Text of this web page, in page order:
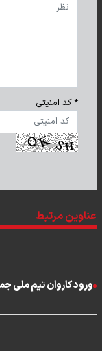
* کد امنیتی
عناوین مرتبط
ورود کاروان تیم ملی